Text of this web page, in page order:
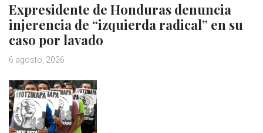
Expresidente de Honduras denuncia
injerencia de “izquierda radical” en su
caso por lavado
6 agosto, 2026